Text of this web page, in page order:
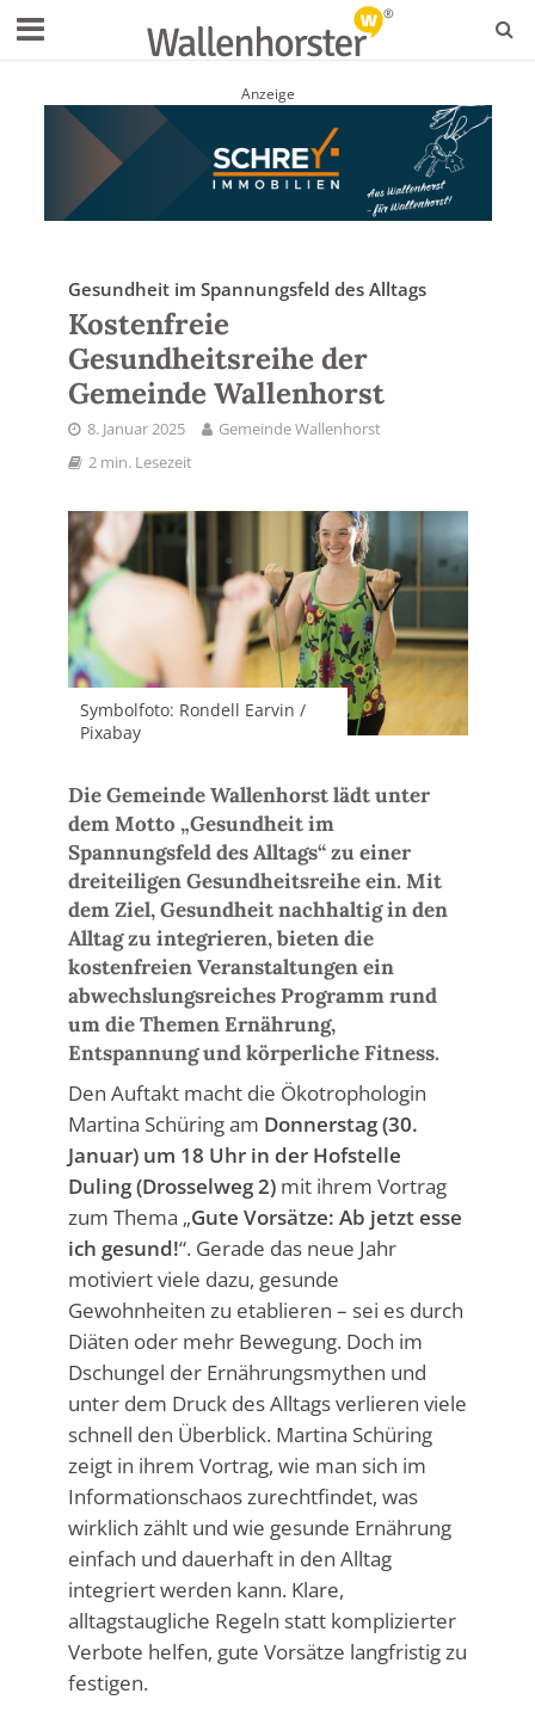
Anzeige
Gesundheit im Spannungsfeld des Alltags
Kostenfreie
Gesundheitsreihe der
Gemeinde Wallenhorst
8. Januar 2025
Gemeinde Wallenhorst
2 min. Lesezeit
Symbolfoto: Rondell Earvin /
Pixabay
Die Gemeinde Wallenhorst lädt unter
dem Motto „Gesundheit im
Spannungsfeld des Alltags“ zu einer
dreiteiligen Gesundheitsreihe ein. Mit
dem Ziel, Gesundheit nachhaltig in den
Alltag zu integrieren, bieten die
kostenfreien Veranstaltungen ein
abwechslungsreiches Programm rund
um die Themen Ernährung,
Entspannung und körperliche Fitness.
Den Auftakt macht die Ökotrophologin
Martina Schüring am Donnerstag (30.
Januar) um 18 Uhr in der Hofstelle
Duling (Drosselweg 2)mit ihrem Vortrag
zum Thema „Gute Vorsätze: Ab jetzt esse
ich gesund!“. Gerade das neue Jahr
motiviert viele dazu, gesunde
Gewohnheiten zu etablieren – sei es durch
Diäten oder mehr Bewegung. Doch im
Dschungel der Ernährungsmythen und
unter dem Druck des Alltags verlieren viele
schnell den Überblick. Martina Schüring
zeigt in ihrem Vortrag, wie man sich im
Informationschaos zurechtfindet, was
wirklich zählt und wie gesunde Ernährung
einfach und dauerhaft in den Alltag
integriert werden kann. Klare,
alltagstaugliche Regeln statt komplizierter
Verbote helfen, gute Vorsätze langfristig zu
festigen.